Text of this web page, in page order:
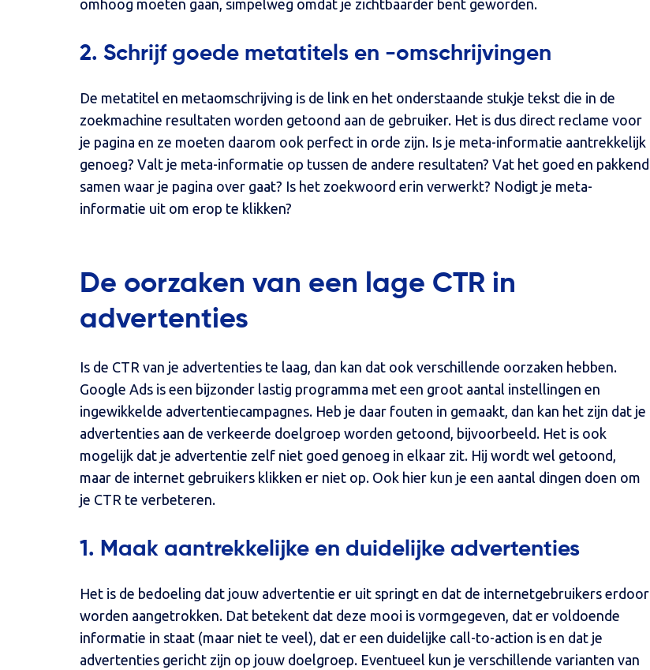
omhoog moeten gaan, simpelweg omdat je zichtbaarder bent geworden.
2. Schrijf goede metatitels en -omschrijvingen
De metatitel en metaomschrijving is de link en het onderstaande stukje tekst die in de
zoekmachine resultaten worden getoond aan de gebruiker. Het is dus direct reclame voor
je pagina en ze moeten daarom ook perfect in orde zijn. Is je meta-informatie aantrekkelijk
genoeg? Valt je meta-informatie op tussen de andere resultaten? Vat het goed en pakkend
samen waar je pagina over gaat? Is het zoekwoord erin verwerkt? Nodigt je meta-
informatie uit om erop te klikken?
De oorzaken van een lage CTR in
advertenties
Is de CTR van je advertenties te laag, dan kan dat ook verschillende oorzaken hebben.
Google Ads is een bijzonder lastig programma met een groot aantal instellingen en
ingewikkelde advertentiecampagnes. Heb je daar fouten in gemaakt, dan kan het zijn dat je
advertenties aan de verkeerde doelgroep worden getoond, bijvoorbeeld. Het is ook
mogelijk dat je advertentie zelf niet goed genoeg in elkaar zit. Hij wordt wel getoond,
maar de internet gebruikers klikken er niet op. Ook hier kun je een aantal dingen doen om
je CTR te verbeteren.
1. Maak aantrekkelijke en duidelijke advertenties
Het is de bedoeling dat jouw advertentie er uit springt en dat de internetgebruikers erdoor
worden aangetrokken. Dat betekent dat deze mooi is vormgegeven, dat er voldoende
informatie in staat (maar niet te veel), dat er een duidelijke call-to-action is en dat je
advertenties gericht zijn op jouw doelgroep. Eventueel kun je verschillende varianten van